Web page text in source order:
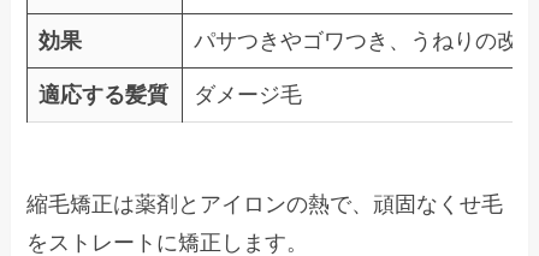
効果 パサつきやゴワつき、うねりの改
適応する髪質 ダメージ毛
縮毛矯正は薬剤とアイロンの熱で、頑固なくせ毛
をストレートに矯正します。